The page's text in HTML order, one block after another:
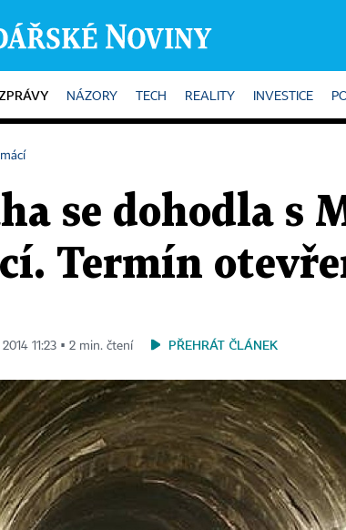
ZPRÁVY NÁZORY TECH REALITY INVESTICE
se dohodla s
Termín
11:23 ▪ 2 min. čtení PŘEHRÁT ČLÁNEK